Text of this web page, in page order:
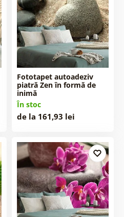
Fototapet autoadeziv
piatră Zen în formă de
inimă
În stoc
de la 161,93 lei